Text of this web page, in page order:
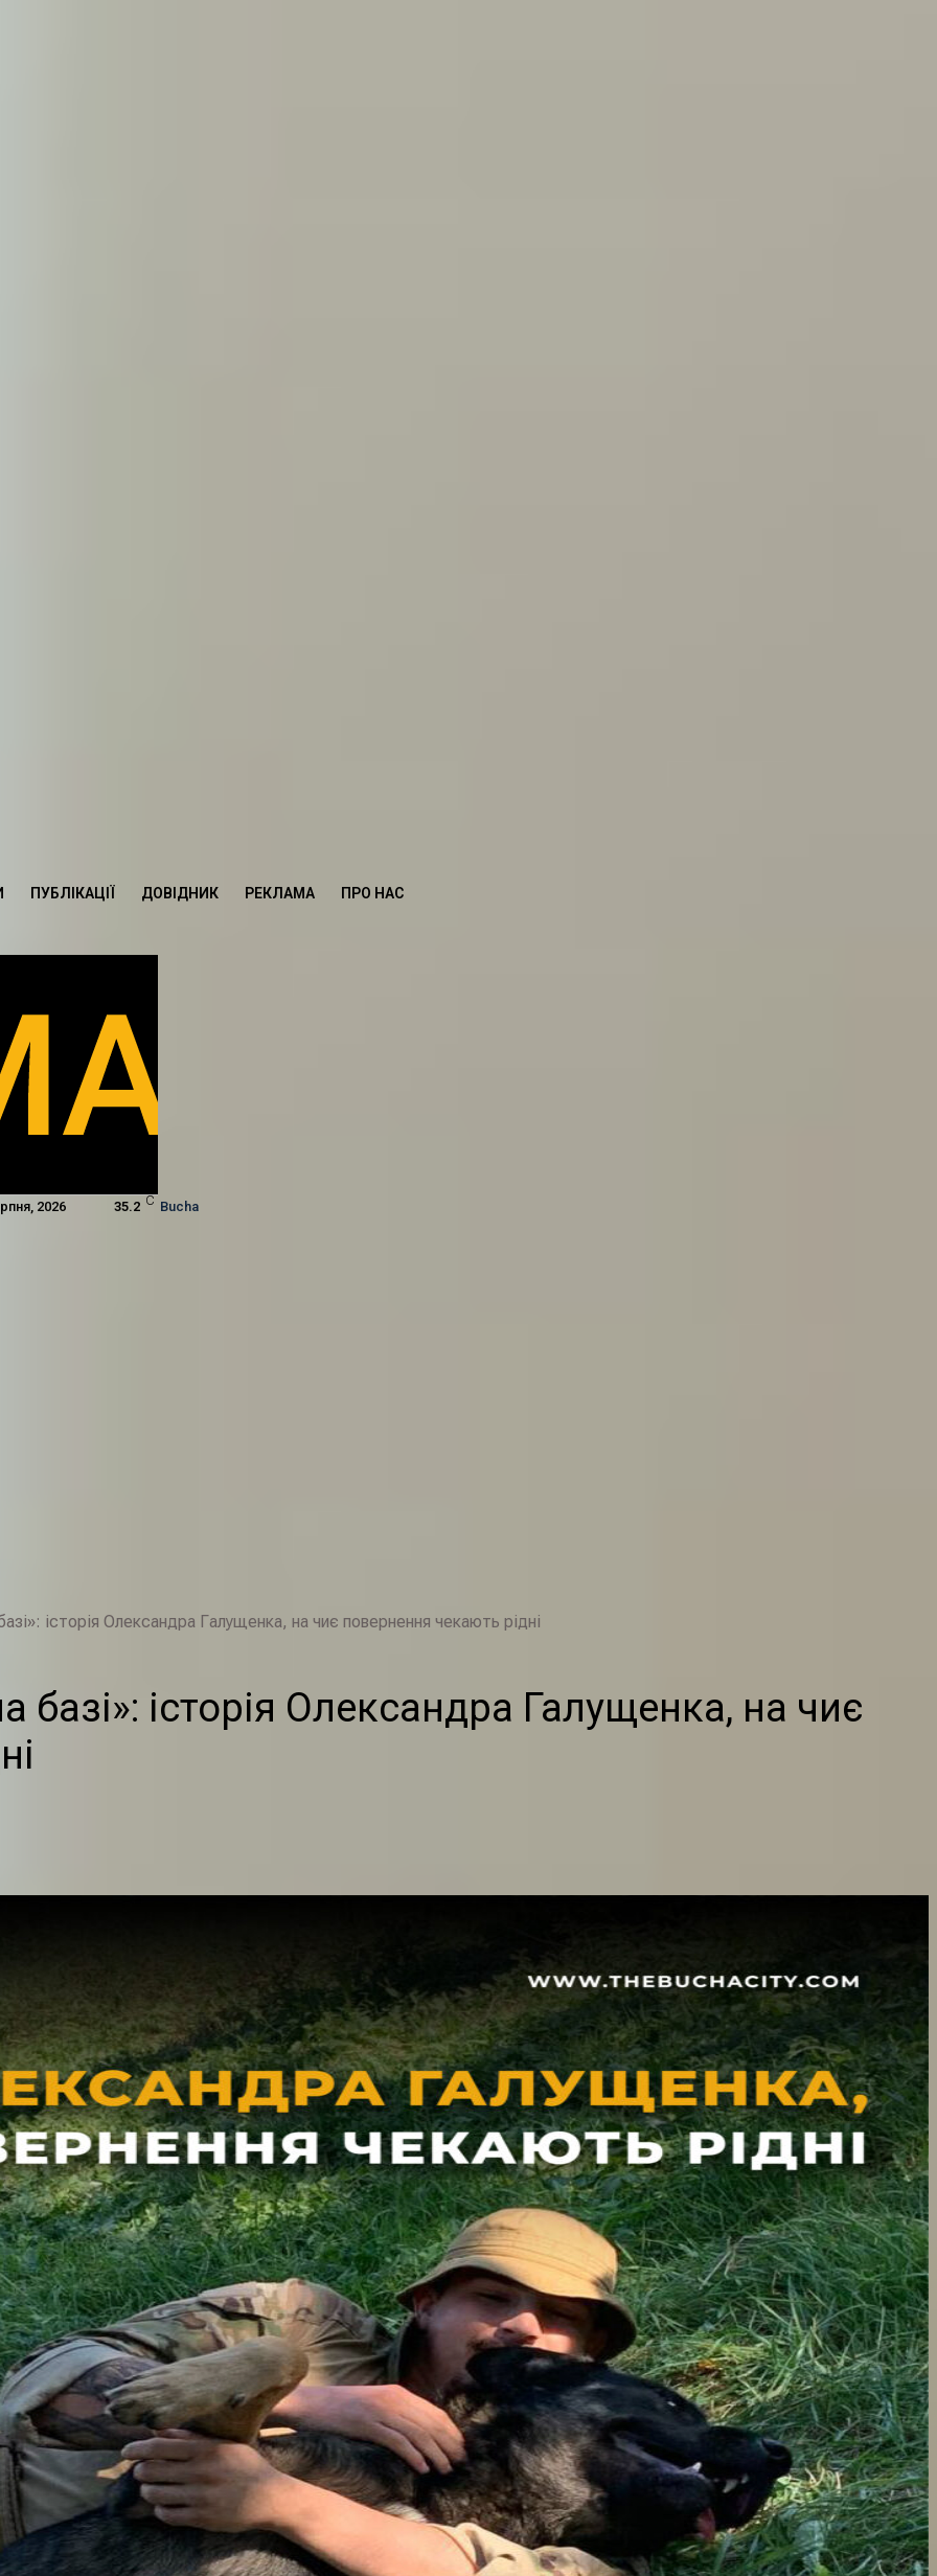
ПУБЛІКАЦІЇ ДОВІДНИК РЕКЛАМА ПРО НАС
2026 35.2 C Bucha
історія Олександра Галущенка, на чиє повернення чекають рідні
історія Олександра Галущенка, на чиє